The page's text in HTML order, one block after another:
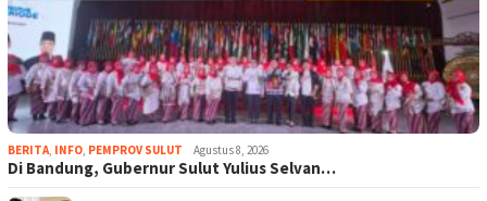
BERITA INFO PEMPROV SULUT Agustus 8, 2026
Di Bandung, Gubernur Sulut Yulius Selvan…